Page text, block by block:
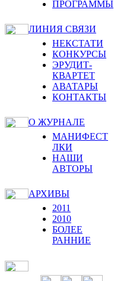
ПРОГРАММЫ
ЛИНИЯ СВЯЗИ
НЕКСТАТИ
КОНКУРСЫ
ЭРУДИТ-
КВАРТЕТ
АВАТАРЫ
КОНТАКТЫ
О ЖУРНАЛЕ
МАНИФЕСТ
ЛКИ
НАШИ
АВТОРЫ
АРХИВЫ
2011
2010
БОЛЕЕ
РАННИЕ